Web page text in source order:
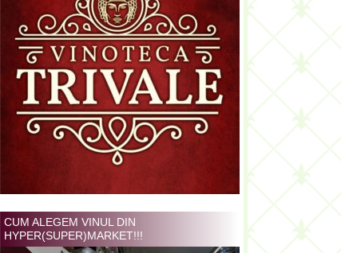
CUM ALEGEM VINUL DIN
HYPER(SUPER)MARKET!!!